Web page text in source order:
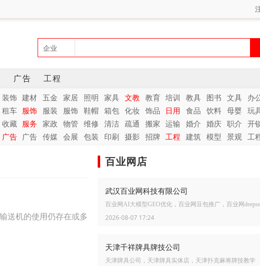
广告 工程
装饰 建材 五金 家居 照明 家具 文教 教育 培训 教具 图书 文具 办
租车 服饰 服装 服饰 鞋帽 箱包 化妆 饰品 日用 食品 饮料 母婴 玩
收藏 服务 家政 物管 维修 清洁 疏通 搬家 运输 婚介 婚庆 职介 开
广告 广告 传媒 会展 包装 印刷 摄影 招牌 工程 建筑 模型 景观 工
送机的使用仍存在或多
百业网店
武汉百业网科技有限公司
百业网AI大模型GEO优化，百业网豆包推广，百业网
2026-08-07 17:24
天津千祥牌具牌技公司
天津牌具公司，天津牌具实体店，天津扑克麻将牌技教学